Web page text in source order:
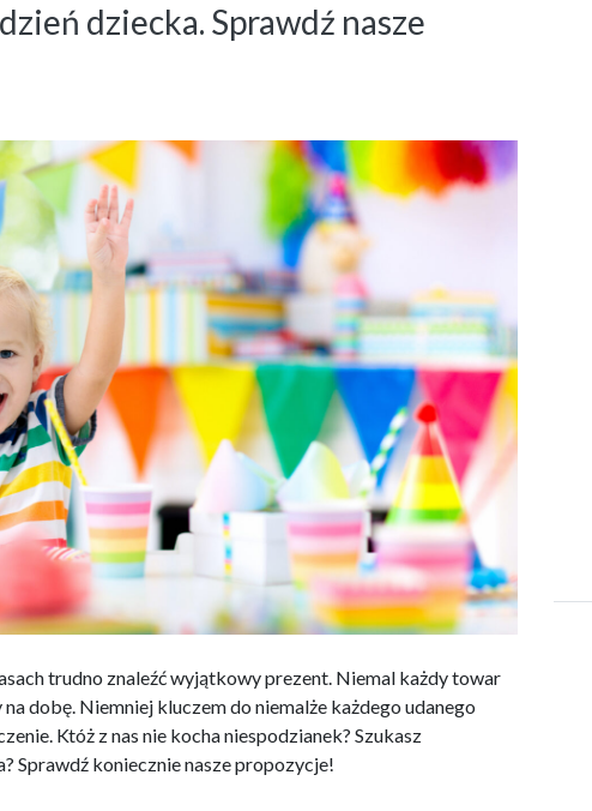
dziecka. Sprawdź nasze
trudno znaleźć wyjątkowy prezent. Niemal każdy towar
dobę. Niemniej kluczem do niemalże każdego udanego
Któż z nas nie kocha niespodzianek? Szukasz
Sprawdź koniecznie nasze propozycje!